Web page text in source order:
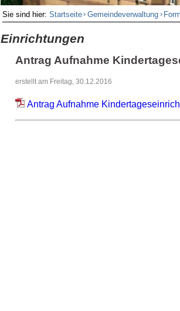
Sie sind hier: Startseite› Gemeindeverwaltung ›
Einrichtungen
Antrag Aufnahme
erstellt am Freitag, 30.12.2016
Antrag Aufnahme